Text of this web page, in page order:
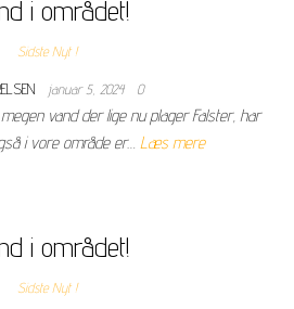
i området!
Sidste Nyt !
januar 5, 2024 0
vand der lige nu plager Falster, har
i vore område er… Læs mere
i området!
Sidste Nyt !